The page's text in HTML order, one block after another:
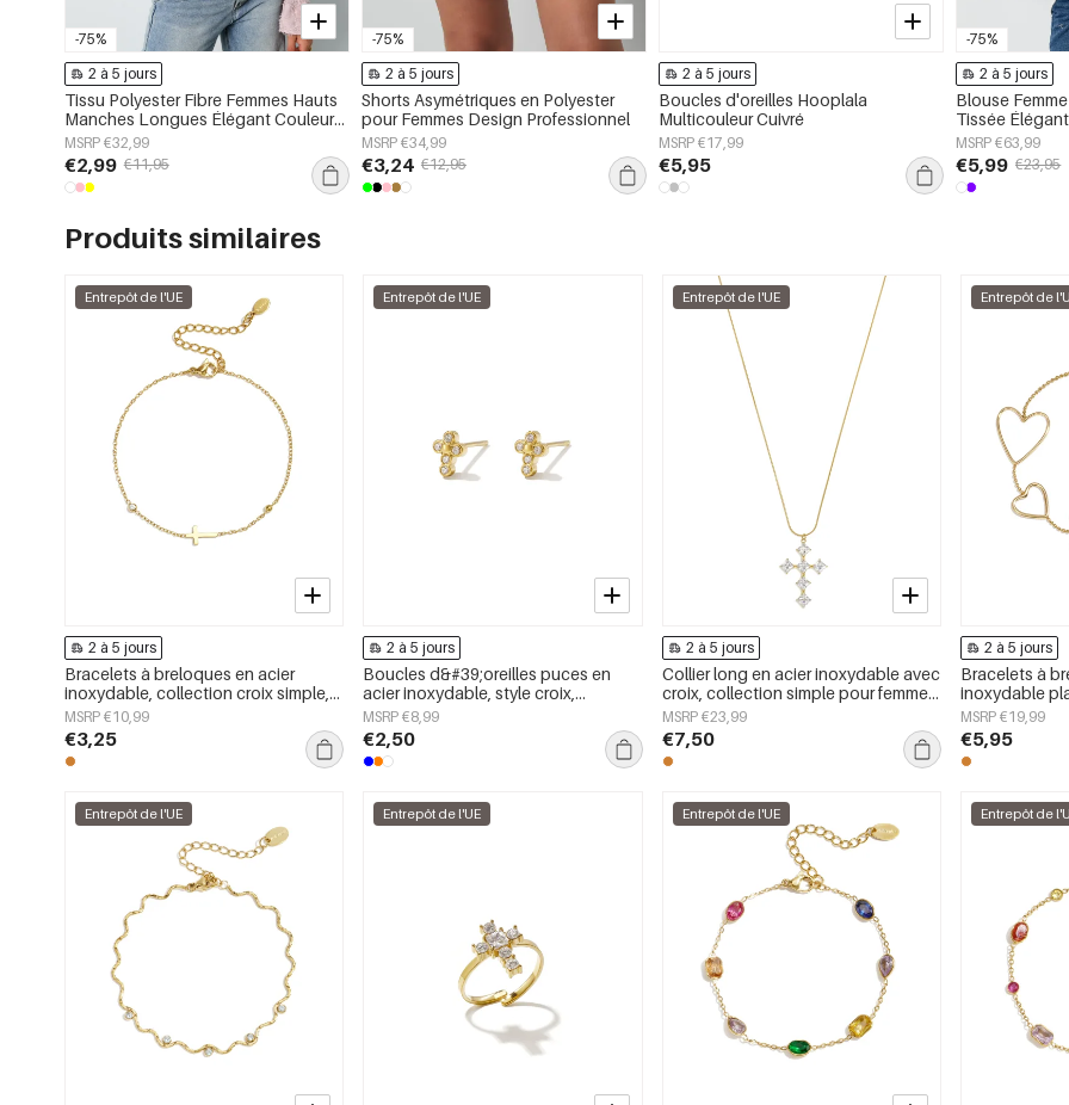
-75%
2 à 5 jours
Tissu Polyester Fibre Femmes Hauts
Manches Longues Élégant Couleur
Unie Printemps/Été
MSRP €32,99
€2,99 €11,95
-75%
2 à 5 jours
Shorts Asymétriques en Polyester
pour Femmes Design Professionnel
MSRP €34,99
€3,24 €12,95
2 à 5 jours
Boucles d'oreilles Hooplala
Multicouleur Cuivré
MSRP €17,99
€5,95
-75%
2 à 5 jours
Blouse
Tissée
Printemps/Été
MSRP €63,99
€5,99 €23,95
Produits similaires
Entrepôt de l'UE
2 à 5 jours
Bracelets à breloques en acier
inoxydable, collection croix simple,
bijoux pour femmes
MSRP €10,99
€3,25
Entrepôt de l'UE
2 à 5 jours
Boucles d&#39;oreilles puces en
acier inoxydable, style croix,
collection décontractée et simple
pour femmes
MSRP €8,99
€2,50
Entrepôt de l'UE
2 à 5 jours
Collier long en acier inoxydable avec
croix, collection simple pour femmes.
Bijoux pour tous les jours.
MSRP €23,99
€7,50
Entrepôt de
2 à 5 jours
Bracelets à
inoxydable
cœur,
jours, bijoux
MSRP €19,99
€5,95
Entrepôt de l'UE Entrepôt de l'UE Entrepôt de l'UE Entrepôt de